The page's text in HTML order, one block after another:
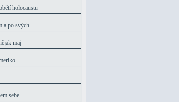
holocaustu
a po svých
maj
sebe